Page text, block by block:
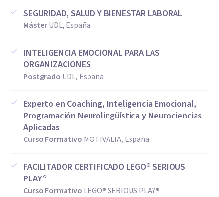
SEGURIDAD, SALUD Y BIENESTAR LABORAL
MásterUDL, España
INTELIGENCIA EMOCIONAL PARA LAS
ORGANIZACIONES
Postgrado UDL, España
Experto en Coaching, Inteligencia Emocional,
Programación Neurolingüística y Neurociencias
Aplicadas
Curso Formativo MOTIVALIA, España
FACILITADOR CERTIFICADO LEGO® SERIOUS
PLAY®
Curso Formativo LEGO® SERIOUS PLAY®